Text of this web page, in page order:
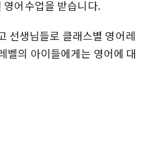
어수업을 받습니다.
선생님들로 클래스별 영어레
벨의 아이들에게는 영어에 대